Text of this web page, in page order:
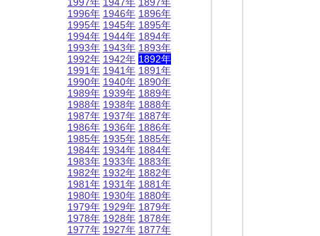
1996年
1995年
1994年
1993年
1992年
1991年
1990年
1989年
1988年
1987年
1986年
1985年
1984年
1983年
1982年
1981年
1980年
1979年
1978年
1977年
1946年
1945年
1944年
1943年
1942年
1941年
1940年
1939年
1938年
1937年
1936年
1935年
1934年
1933年
1932年
1931年
1930年
1929年
1928年
1927年
1896年
1895年
1894年
1893年
1892年
1891年
1890年
1889年
1888年
1887年
1886年
1885年
1884年
1883年
1882年
1881年
1880年
1879年
1878年
1877年